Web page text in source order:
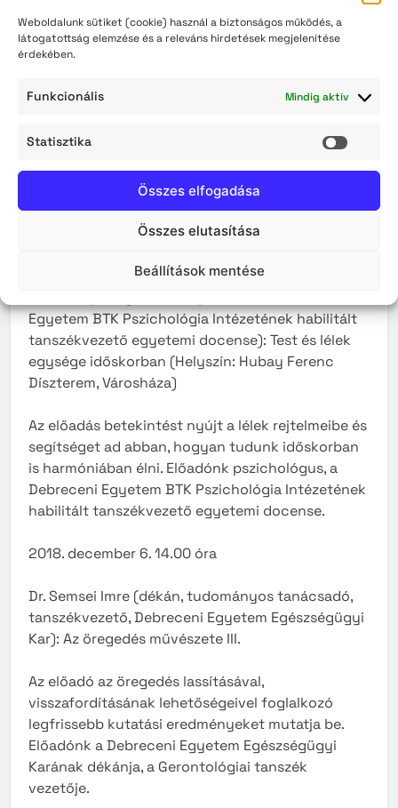
Weboldalunk sütiket (cookie) használ a biztonságos működés, a
látogatottság elemzése és a releváns hirdetések megjelenítése
érdekében.
Funkcionális Mindig aktív
Statisztika
Összes elfogadása
Összes elutasítása
Beállítások mentése
jelentek meg. Interaktív komplex
fogyasztóvédelmi programokat a kezdetektől
(2015-től) tartanak gondozó hálózatban,
rendezvényeken.
A program helyszíne: Városháza, Hubay Ferenc
Díszterem (Szolnok, Kossuth tér 9.)
Az előadás letöltése
Egyetem BTK Pszichológia Intézetének habilitált
tanszékvezető egyetemi docense): Test és lélek
egysége időskorban (Helyszín: Hubay Ferenc
Díszterem, Városháza)
Az előadás betekintést nyújt a lélek rejtelmeibe és
segítséget ad abban, hogyan tudunk időskorban
is harmóniában élni. Előadónk pszichológus, a
Debreceni Egyetem BTK Pszichológia Intézetének
habilitált tanszékvezető egyetemi docense.
2018. december 6. 14.00 óra
Dr. Semsei Imre (dékán, tudományos tanácsadó,
tanszékvezető, Debreceni Egyetem Egészségügyi
Kar): Az öregedés művészete III.
Az előadó az öregedés lassításával,
visszafordításának lehetőségeivel foglalkozó
legfrissebb kutatási eredményeket mutatja be.
Előadónk a Debreceni Egyetem Egészségügyi
Karának dékánja, a Gerontológiai tanszék
vezetője.